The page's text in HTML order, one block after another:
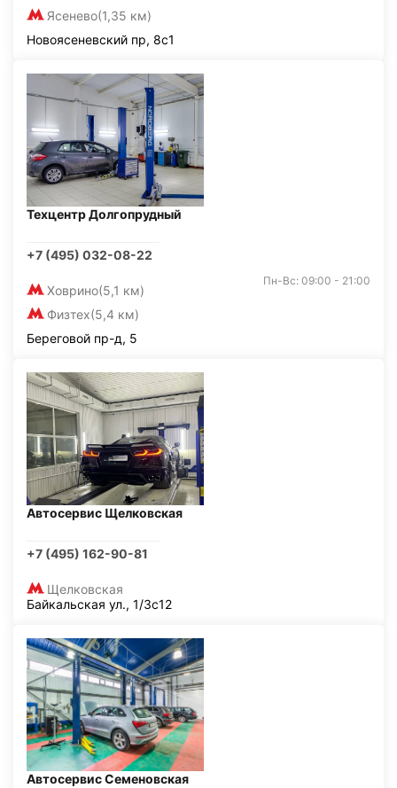
Ясенево(1,35 км)
Новоясеневский пр, 8с1
Техцентр Долгопрудный
+7 (495) 032-08-22
Ховрино(5,1 км)
Физтех(5,4 км)
Пн-Вс: 09:00 - 21:00
Береговой пр-д, 5
Автосервис Щелковская
+7 (495) 162-90-81
Щелковская
Байкальская ул., 1/3с12
Автосервис Семеновская